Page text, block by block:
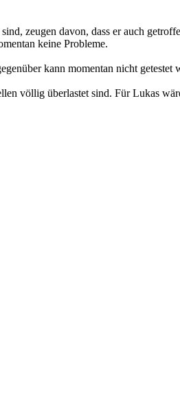
zeugen davon, dass er auch
keine Probleme.
kann momentan nicht getestet
völlig überlastet sind. Für Lukas